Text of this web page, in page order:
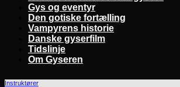
Gys og eventyr
Den gotiske fortælling
Vampyrens historie
Danske gyserfilm
Tidslinje
Om Gyseren
Instruktører